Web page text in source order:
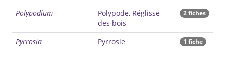
Polypodium
Polypode, Réglisse
des bois
2 fiches
Pyrrosia Pyrrosie 1 fiche